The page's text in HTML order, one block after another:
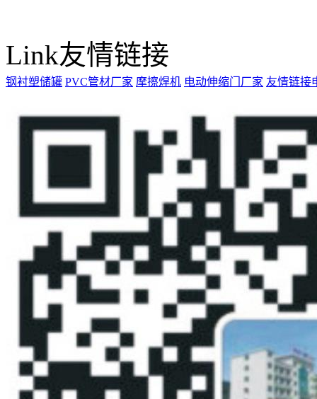
Link友情链接
钢衬塑储罐 PVC管材厂家 摩擦焊机 电动伸缩门厂家 友情链接